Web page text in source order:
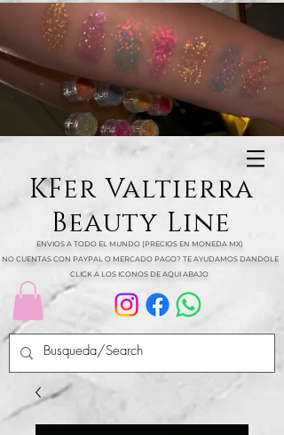
KFer Valtierra
Beauty Line
ENVIOS A TODO EL MUNDO (PRECIOS EN MONEDA MX)
NO CUENTAS CON PAYPAL O MERCADO PAGO? TE AYUDAMOS DANDOLE
CLICK A LOS ICONOS DE AQUI ABAJO